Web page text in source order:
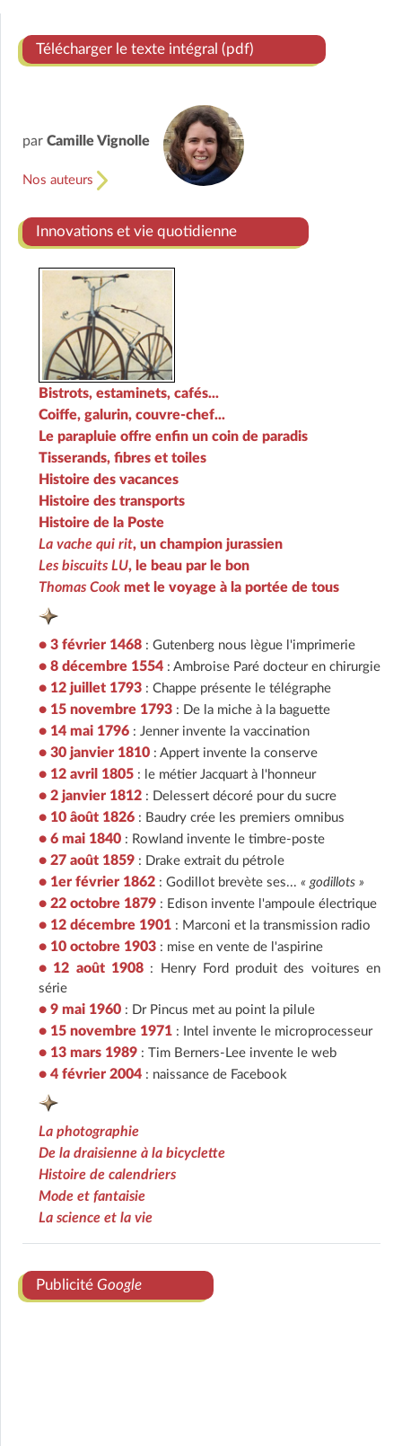
Télécharger le texte intégral (pdf)
par Camille Vignolle
Nos auteurs
Innovations et vie quotidienne
Bistrots, estaminets, cafés...
Coiffe, galurin, couvre-chef...
Le parapluie offre enfin un coin de paradis
Tisserands, fibres et toiles
Histoire des vacances
Histoire des transports
Histoire de la Poste
La vache qui rit, un champion jurassien
Les biscuits LU, le beau par le bon
Thomas Cook met le voyage à la portée de tous
• 3 février 1468 : Gutenberg nous lègue l'imprimerie
• 8 décembre 1554 : Ambroise Paré docteur en chirurgie
• 12 juillet 1793 : Chappe présente le télégraphe
• 15 novembre 1793 : De la miche à la baguette
• 14 mai 1796 : Jenner invente la vaccination
• 30 janvier 1810 : Appert invente la conserve
• 12 avril 1805 : le métier Jacquart à l'honneur
• 2 janvier 1812 : Delessert décoré pour du sucre
• 10 âoût 1826 : Baudry crée les premiers omnibus
• 6 mai 1840 : Rowland invente le timbre-poste
• 27 août 1859 : Drake extrait du pétrole
• 1er février 1862 : Godillot brevète ses... « godillots »
• 22 octobre 1879 : Edison invente l'ampoule électrique
• 12 décembre 1901 : Marconi et la transmission radio
• 10 octobre 1903 : mise en vente de l'aspirine
• 12 août 1908: Henry Ford produit des voitures en
série
• 9 mai 1960 : Dr Pincus met au point la pilule
• 15 novembre 1971 : Intel invente le microprocesseur
• 13 mars 1989 : Tim Berners-Lee invente le web
• 4 février 2004 : naissance de Facebook
La photographie
De la draisienne à la bicyclette
Histoire de calendriers
Mode et fantaisie
La science et la vie
Publicité Google